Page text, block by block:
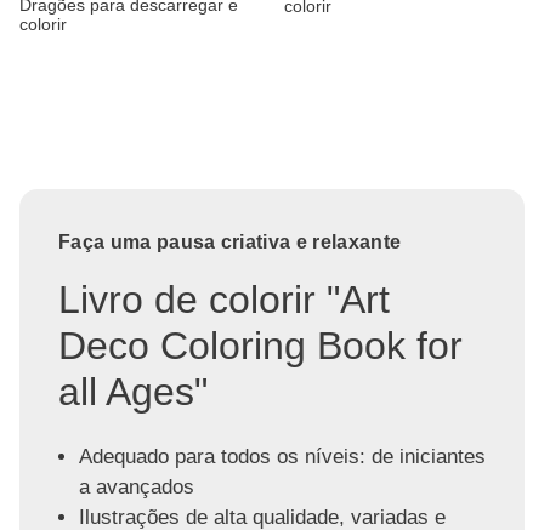
Dragões para descarregar e
colorir
colorir
Faça uma pausa criativa e relaxante
Livro de colorir "Art
Deco Coloring Book for
all Ages"
Adequado para todos os níveis: de iniciantes
a avançados
Ilustrações de alta qualidade, variadas e